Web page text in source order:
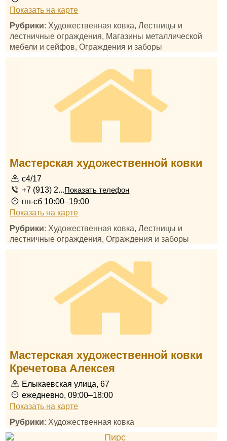
Показать на карте
Рубрики: Художественная ковка, Лестницы и
лестничные ограждения, Магазины металлической
мебели и сейфов, Ограждения и заборы
Мастерская художественной ковки
с4/17
+7 (913) 2...Показать телефон
пн-сб 10:00–19:00
Показать на карте
Рубрики: Художественная ковка, Лестницы и
лестничные ограждения, Ограждения и заборы
Мастерская художественной ковки
Кречетова Алексея
Елыкаевская улица, 67
ежедневно, 09:00–18:00
Показать на карте
Рубрики: Художественная ковка